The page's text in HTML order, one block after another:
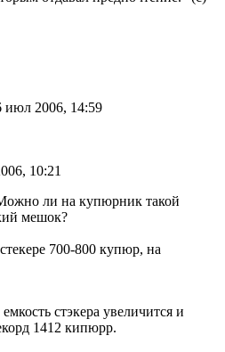
июл 2006, 14:59
10:21
ли на купюрник такой
мешок?
700-800 купюр, на
стэкера увеличится и
1412 кипюрр.